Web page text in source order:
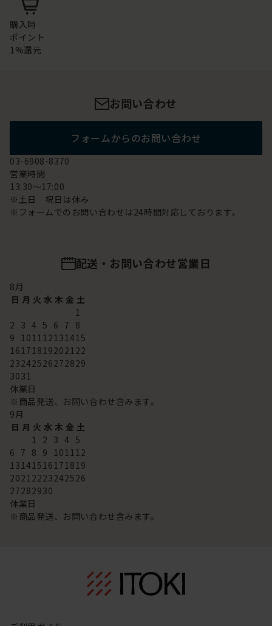
購入時
ポイント
1%還元
お問い合わせ
フォームからのお問い合わせ
03-6908-8370
営業時間
13:30～17:00
※土日 祝日は休み
※フォームでのお問い合わせは24時間対応しております。
配送・お問い合わせ営業日
8月
日 月 火 水 木 金 土
1
2 3 4 5 6 7 8
9 101112131415
16171819202122
23242526272829
3031
休業日
※商品発送、お問い合わせ含みます。
9月
日 月 火 水 木 金 土
1 2 3 4 5
6 7 8 9 101112
13141516171819
20212223242526
27282930
休業日
※商品発送、お問い合わせ含みます。